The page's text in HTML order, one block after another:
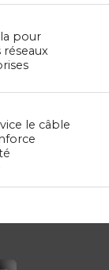
pour
le câble